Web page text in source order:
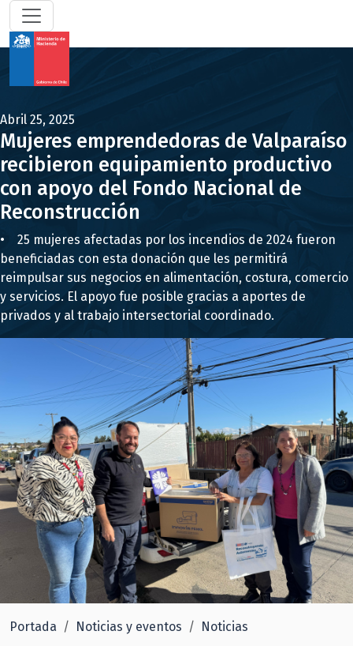
Abril 25, 2025
Mujeres emprendedoras de Valparaíso
recibieron equipamiento productivo
con apoyo del Fondo Nacional de
Reconstrucción
• 25 mujeres afectadas por los incendios de 2024 fueron
beneficiadas con esta donación que les permitirá
reimpulsar sus negocios en alimentación, costura, comercio
y servicios. El apoyo fue posible gracias a aportes de
privados y al trabajo intersectorial coordinado.
Portada Noticias y eventos Noticias